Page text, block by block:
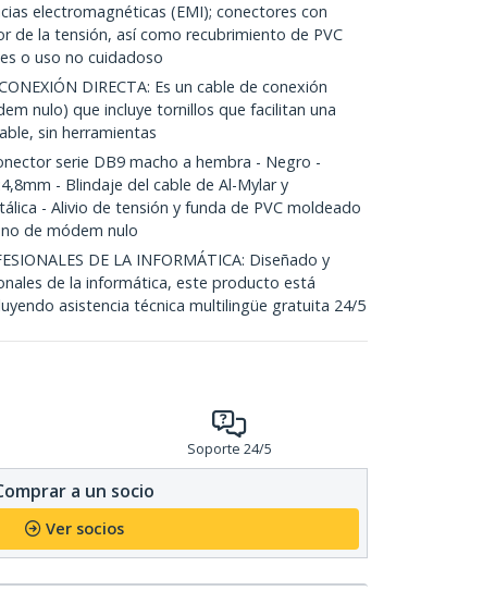
electromagnéticas (EMI); conectores con
de la tensión, así como recubrimiento de PVC
o uso no cuidadoso
DIRECTA: Es un cable de conexión
nulo) que incluye tornillos que facilitan una
sin herramientas
serie DB9 macho a hembra - Negro -
- Blindaje del cable de Al-Mylar y
- Alivio de tensión y funda de PVC moldeado
de módem nulo
DE LA INFORMÁTICA: Diseñado y
de la informática, este producto está
asistencia técnica multilingüe gratuita 24/5
Soporte 24/5
a un socio
Ver socios